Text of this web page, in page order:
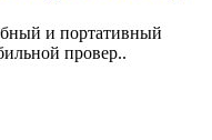
и портативный
провер..